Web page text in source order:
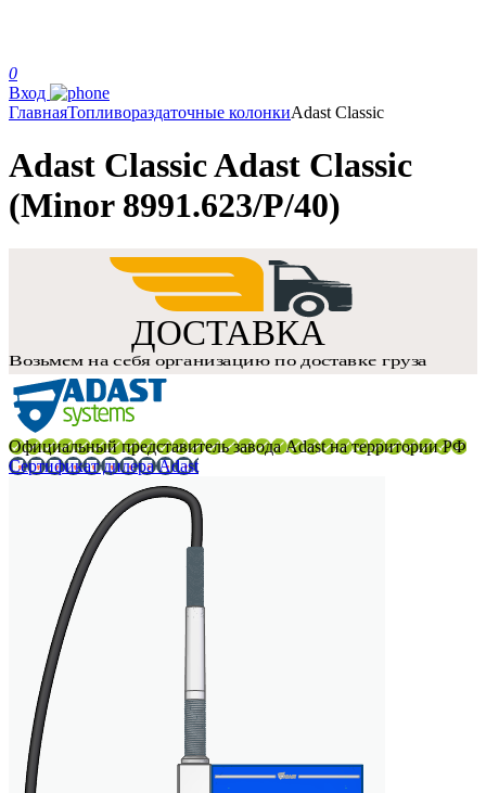
0
Вход
ГлавнаяТопливораздаточные колонкиAdast Classic
Adast Classic Adast Classic
(Minor 8991.623/P/40)
Официальный представитель завода Adast на территории РФ
Сертификат дилера Adast